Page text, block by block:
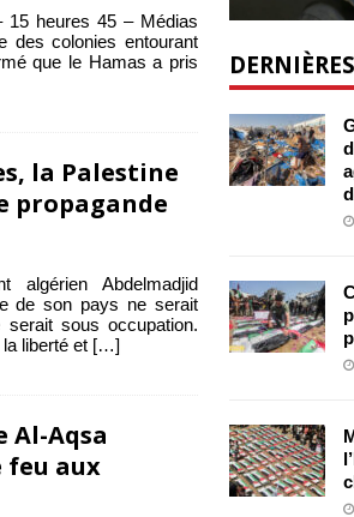
15 heures 45 – Médias
des colonies entourant
que le Hamas a pris
la Palestine
propagande
Abdelmadjid
de son pays ne serait
sous occupation.
liberté et […]
Al-Aqsa
aux